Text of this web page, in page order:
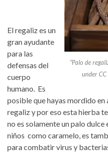
“Palo de
under
El regaliz es un
gran ayudante
para las
defensas del
cuerpo
humano. Es
posible que hayas mordido en
regaliz y por eso esta hierba
no es solamente un palo dulce
niños como caramelo, es
para combatir virus y